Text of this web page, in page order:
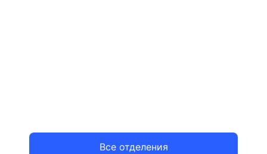
Все отделения